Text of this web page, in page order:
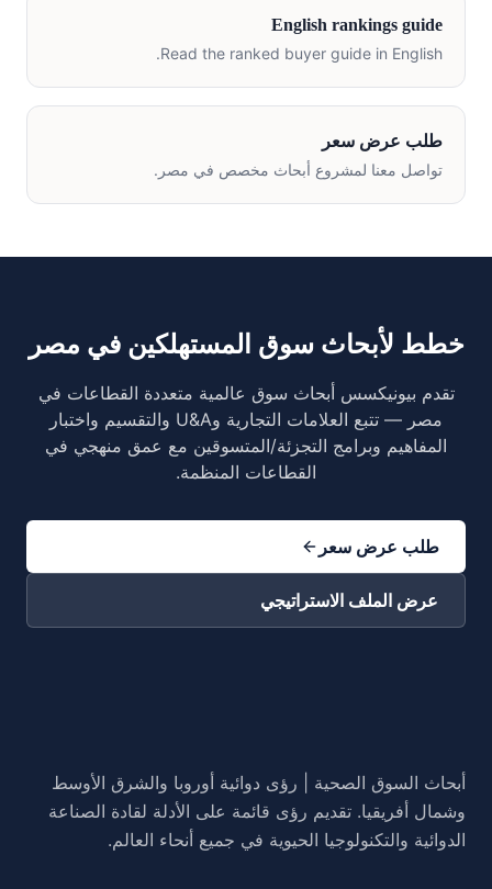
English rankings guide
Read the ranked buyer guide in English.
طلب عرض سعر
تواصل معنا لمشروع أبحاث مخصص في مصر.
خطط لأبحاث سوق المستهلكين في مصر
تقدم بيونيكسس أبحاث سوق عالمية متعددة القطاعات في
مصر — تتبع العلامات التجارية وU&A والتقسيم واختبار
المفاهيم وبرامج التجزئة/المتسوقين مع عمق منهجي في
القطاعات المنظمة.
طلب عرض سعر
عرض الملف الاستراتيجي
أبحاث السوق الصحية | رؤى دوائية أوروبا والشرق الأوسط
وشمال أفريقيا. تقديم رؤى قائمة على الأدلة لقادة الصناعة
الدوائية والتكنولوجيا الحيوية في جميع أنحاء العالم.